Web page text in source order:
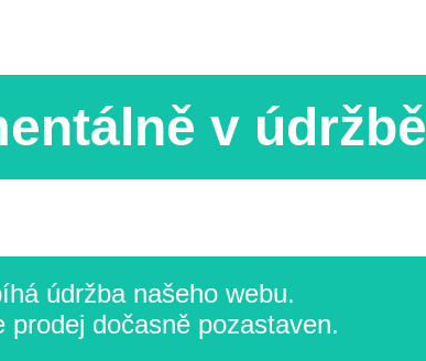
v údržbě
údržba našeho webu.
prodej dočasně pozastaven.